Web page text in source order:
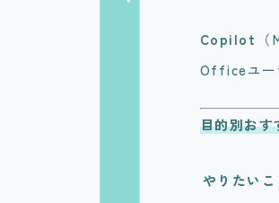
Copilot
Officeユー
目的別おす
やりたいこ